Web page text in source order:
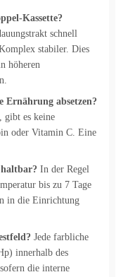
Kassette?
schnell
stabiler. Dies
höheren
Ernährung absetzen?
gibt es keine
oder Vitamin C. Eine
In der Regel
bis zu 7 Tage
in die Einrichtung
Jede farbliche
innerhalb des
die interne